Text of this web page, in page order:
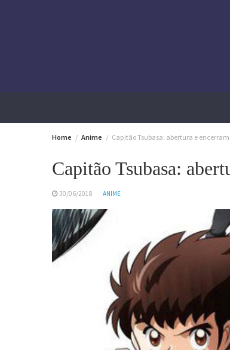
Home Anime Capitão Tsubasa: abertura e
Capitão Tsubasa:
30/06/2018 ANIME